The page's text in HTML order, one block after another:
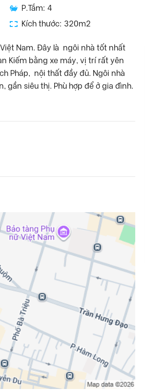
P.Tắm: 4
Kích thước: 320m2
Nam. Đây là ngôi nhà tốt nhất
Kiếm bằng xe máy, vị trí rất yên
Pháp, nội thất đầy đủ. Ngôi nhà
, gần siêu thị. Phù hợp để ở gia đình.